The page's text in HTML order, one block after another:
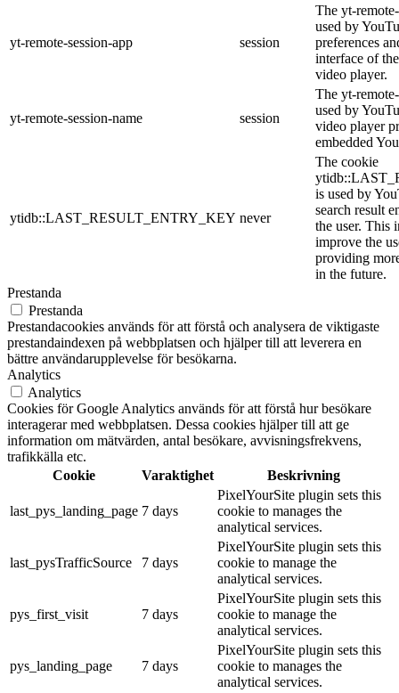
yt-remote-session-app session
The yt-
used by
preferences
interface of
video player.
yt-remote-session-name session
The yt-
used by
video player
embedded
ytidb::LAST_RESULT_ENTRY_KEY never
The cookie
is used by
search result
the user. This
improve the
providing
in the future.
Prestanda
Prestanda
Prestandacookies används för att förstå och analysera de viktigaste
prestandaindexen på webbplatsen och hjälper till att leverera en
bättre användarupplevelse för besökarna.
Analytics
Analytics
Cookies för Google Analytics används för att förstå hur besökare
interagerar med webbplatsen. Dessa cookies hjälper till att ge
information om mätvärden, antal besökare, avvisningsfrekvens,
trafikkälla etc.
Cookie
Varaktighet Beskrivning
last_pys_landing_page 7 days
PixelYourSite plugin sets this
cookie to manages the
analytical services.
last_pysTrafficSource 7 days
PixelYourSite plugin sets this
cookie to manage the
analytical services.
pys_first_visit 7 days
PixelYourSite plugin sets this
cookie to manage the
analytical services.
pys_landing_page 7 days
PixelYourSite plugin sets this
cookie to manages the
analytical services.